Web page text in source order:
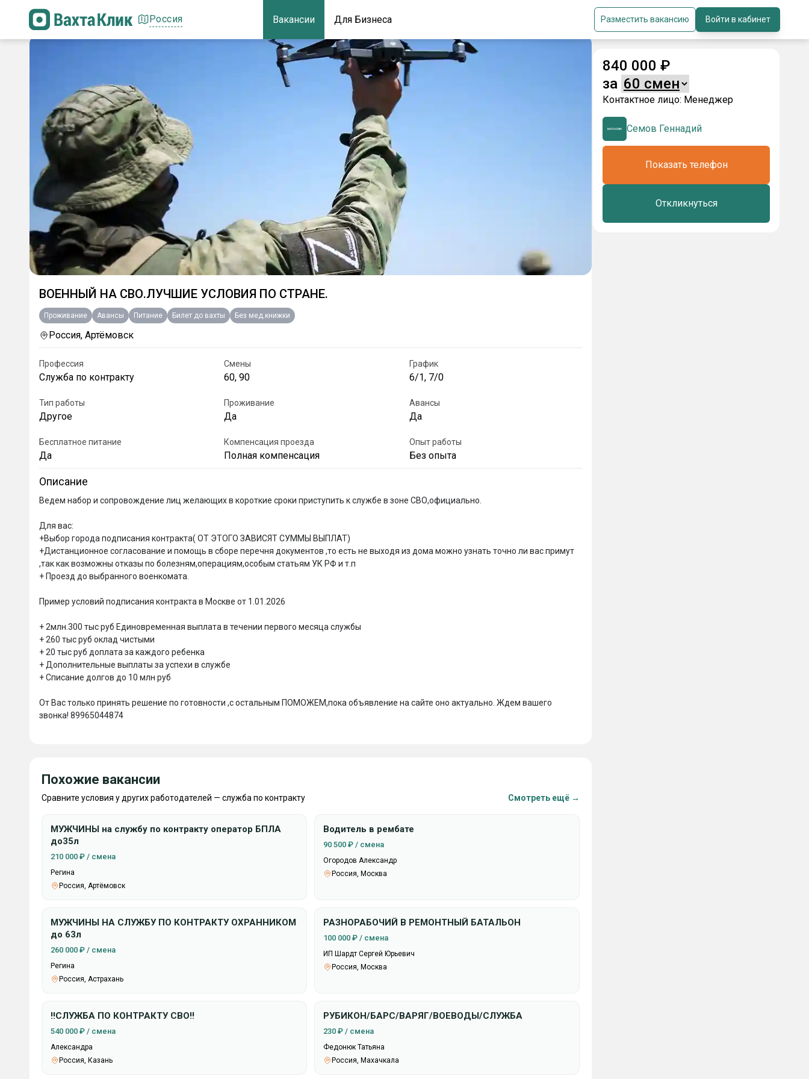
Россия Вакансии Для Бизнеса Разместить вакансию Войти в кабинет
ВОЕННЫЙ НА СВО.ЛУЧШИЕ УСЛОВИЯ ПО СТРАНЕ.
Проживание Авансы Питание Билет до вахты Без мед.книжки
Россия, Артёмовск
Профессия
Служба по контракту
Смены
60, 90
График
6/1, 7/0
Тип работы
Другое
Проживание
Да
Авансы
Да
Бесплатное питание
Да
Компенсация проезда
Полная компенсация
Опыт работы
Без опыта
Описание
Ведем набор и сопровождение лиц желающих в короткие сроки приступить к службе в зоне СВО,официально.
Для вас:
+Выбор города подписания контракта( ОТ ЭТОГО ЗАВИСЯТ СУММЫ ВЫПЛАТ)
+Дистанционное согласование и помощь в сборе перечня документов ,то есть не выходя из дома можно узнать точно ли вас примут
,так как возможны отказы по болезням,операциям,особым статьям УК РФ и т.п
+ Проезд до выбранного военкомата.
Пример условий подписания контракта в Москве от 1.01.2026
+ 2млн.300 тыс руб Единовременная выплата в течении первого месяца службы
+ 260 тыс руб оклад чистыми
+ 20 тыс руб доплата за каждого ребенка
+ Дополнительные выплаты за успехи в службе
+ Списание долгов до 10 млн руб
От Вас только принять решение по готовности ,с остальным ПОМОЖЕМ,пока объявление на сайте оно актуально. Ждем вашего
звонка! 89965044874
Похожие вакансии
Сравните условия у других работодателей — служба по контракту Смотреть ещё →
МУЖЧИНЫ на службу по контракту оператор БПЛА
до35л
210 000 ₽ / смена
Регина
Россия, Артёмовск
Водитель в рембате
90 500 ₽ / смена
Огородов Александр
Россия, Москва
МУЖЧИНЫ НА СЛУЖБУ ПО КОНТРАКТУ ОХРАННИКОМ
до 63л
260 000 ₽ / смена
Регина
Россия, Астрахань
РАЗНОРАБОЧИЙ В РЕМОНТНЫЙ БАТАЛЬОН
100 000 ₽ / смена
ИП Шардт Сергей Юрьевич
Россия, Москва
‼️СЛУЖБА ПО КОНТРАКТУ СВО‼️
540 000 ₽ / смена
Александра
Россия, Казань
РУБИКОН/БАРС/ВАРЯГ/ВОЕВОДЫ/СЛУЖБА
230 ₽ / смена
Федонюк Татьяна
Россия, Махачкала
840 000 ₽
за
Контактное лицо: Менеджер
Семов Геннадий
Показать телефон
Откликнуться